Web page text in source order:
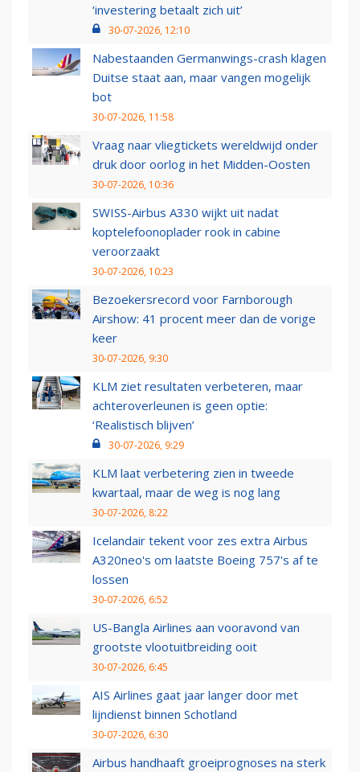
‘investering betaalt zich uit’
30-07-2026, 12:10
Nabestaanden Germanwings-crash klagen
Duitse staat aan, maar vangen mogelijk
bot
30-07-2026, 11:58
Vraag naar vliegtickets wereldwijd onder
druk door oorlog in het Midden-Oosten
30-07-2026, 10:36
SWISS-Airbus A330 wijkt uit nadat
koptelefoonoplader rook in cabine
veroorzaakt
30-07-2026, 10:23
Bezoekersrecord voor Farnborough
Airshow: 41 procent meer dan de vorige
keer
30-07-2026, 9:30
KLM ziet resultaten verbeteren, maar
achteroverleunen is geen optie:
‘Realistisch blijven’
30-07-2026, 9:29
KLM laat verbetering zien in tweede
kwartaal, maar de weg is nog lang
30-07-2026, 8:22
Icelandair tekent voor zes extra Airbus
A320neo's om laatste Boeing 757's af te
lossen
30-07-2026, 6:52
US-Bangla Airlines aan vooravond van
grootste vlootuitbreiding ooit
30-07-2026, 6:45
AIS Airlines gaat jaar langer door met
lijndienst binnen Schotland
30-07-2026, 6:30
Airbus handhaaft groeiprognoses na sterk